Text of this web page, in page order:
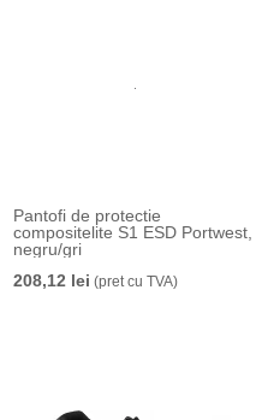
Pantofi de protectie
compositelite S1 ESD Portwest,
negru/gri
208,12 lei (pret cu TVA)